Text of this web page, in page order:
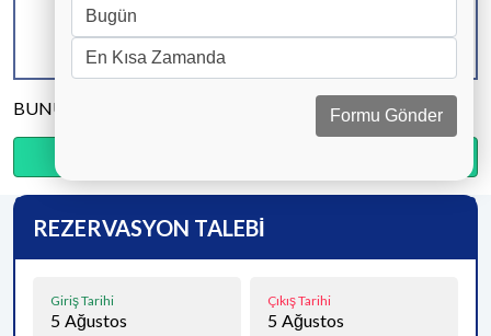
KAPASİTE
4 KİŞİ
BANYO & WC
2 ADET
YATAK ODASI
BUNU PAYLAŞ
REZERVASYON TALEBİ
Giriş Tarihi
5 Ağustos
Çıkış Tarihi
5 Ağustos
Formu Gönder